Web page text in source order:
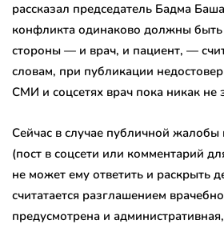
рассказал председатель Бадма
конфликта одинаково должны
стороны — и врач, и пациент, —
словам, при публикации
СМИ и соцсетях врач пока никак
Сейчас в случае публичной жалобы
(пост в соцсети или комментарий
не может ему ответить и раскрыть
считатается разглашением
предусмотрена и